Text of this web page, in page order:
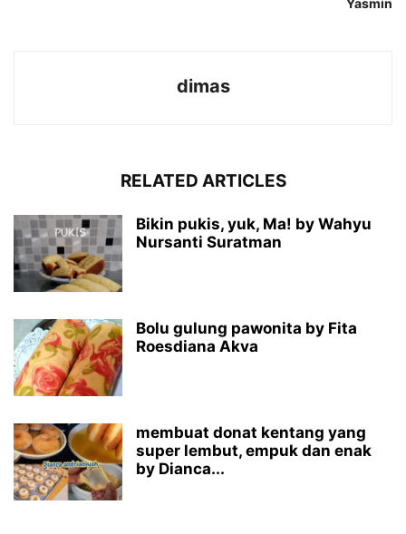
Yasmin
dimas
RELATED ARTICLES
Bikin pukis, yuk, Ma! by Wahyu
Nursanti Suratman
Bolu gulung pawonita by Fita
Roesdiana Akva
membuat donat kentang yang
super lembut, empuk dan enak
by Dianca...